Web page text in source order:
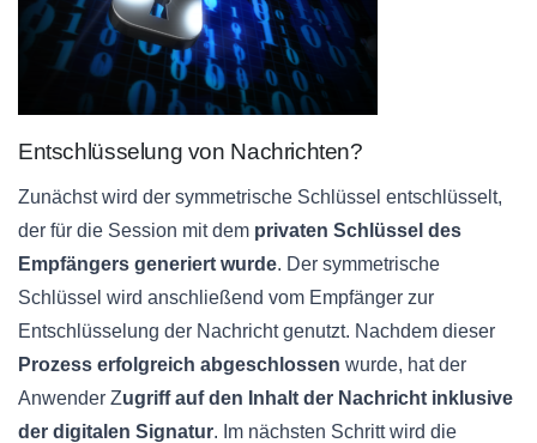
Entschlüsselung von Nachrichten?
Zunächst wird der symmetrische Schlüssel entschlüsselt,
der für die Session mit dem privaten Schlüssel des
Empfängers generiert wurde. Der symmetrische
Schlüssel wird anschließend vom Empfänger zur
Entschlüsselung der Nachricht genutzt. Nachdem dieser
Prozess erfolgreich abgeschlossen wurde, hat der
Anwender Zugriff auf den Inhalt der Nachricht inklusive
der digitalen Signatur. Im nächsten Schritt wird die